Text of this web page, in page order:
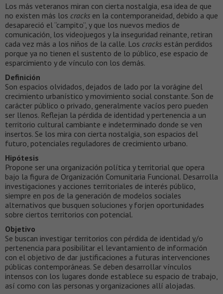
Los más veteranos miran con cierta nostalgia, esa idea de que
no existen más los cracks en la contemporaneidad, debido a que
desapareció el “campito”, y que los nuevos medios de
comunicación, los videojuegos y la inseguridad reinante, retiran
cada vez más a los niños de la calle. Los cracks están perdidos
porque ya no tienen el sustento de lo público, ese espacio de
esparcimiento y de vínculo con los demás.
Definición
Son espacios olvidados, dejados de lado por la vorágine del
crecimiento urbanístico y movimiento social constante. Son de
carácter público o privado, generalmente vacíos pero pueden
ser llenos. Reflejan la pérdida de identidad y pertenencia a un
territorio cultural cambiante e indeterminado donde se ven
insertos. Se los mira con cierta nostalgia, son espacios del
futuro, potenciales reguladores de crecimiento urbano.
Hipótesis
Propone ser una organización política y territorial que opera
bajo la figura de Organización Comunitaria Funcional. Desarrolla
investigaciones y acciones territoriales de interés público,
siempre en pos de la generación de modelos sociales
alternativos que busquen soluciones y forjen oportunidades
sobre ciertos territorios con potencial.
Objetivo
Se buscan investigar territorios con pérdida de identidad y/o
pertenencia para posibilitar el levantamiento de información
con el objetivo de dar justificaciones a futuras intervenciones
públicas contemporáneas. Se deben desarrollar vínculos
intensos con los lugares donde establece su espacio de trabajo,
así como con las personas y organizaciones allí alojadas.